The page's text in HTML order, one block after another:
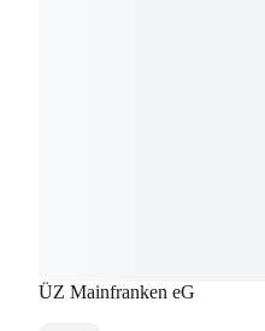
ÜZ Mainfranken eG